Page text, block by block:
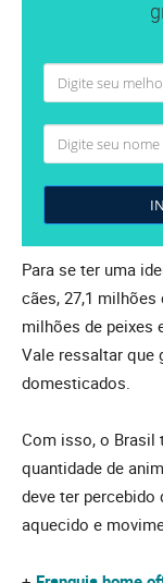
Para se ter uma
cães, 27,1 milhões
milhões de peixes
Vale ressaltar que
domesticados.
Com isso, o Brasil
quantidade de
deve ter
aquecido e